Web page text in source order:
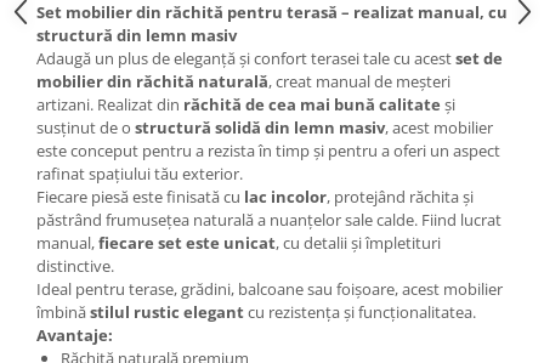
Set mobilier din răchită pentru terasă – realizat manual, cu
structură din lemn masiv
Adaugă un plus de eleganță și confort terasei tale cu acestset de
mobilier din răchită naturală, creat manual de meșteri
artizani. Realizat din răchită de cea mai bună calitate și
susținut de o structură solidă din lemn masiv, acest mobilier
este conceput pentru a rezista în timp și pentru a oferi un aspect
rafinat spațiului tău exterior.
Fiecare piesă este finisată cu lac incolor, protejând răchita și
păstrând frumusețea naturală a nuanțelor sale calde. Fiind lucrat
manual,fiecare set este unicat, cu detalii și împletituri
distinctive.
Ideal pentru terase, grădini, balcoane sau foișoare, acest mobilier
îmbinăstilul rustic elegantcu rezistența și funcționalitatea.
Avantaje:
Răchită naturală premium